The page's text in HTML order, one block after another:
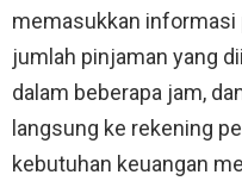
memasukkan informasi
jumlah pinjaman yang
dalam beberapa jam,
langsung ke rekening
kebutuhan keuangan